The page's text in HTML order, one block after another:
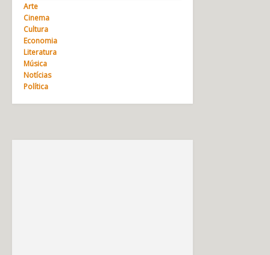
Arte
Cinema
Cultura
Economia
Literatura
Música
Notícias
Política